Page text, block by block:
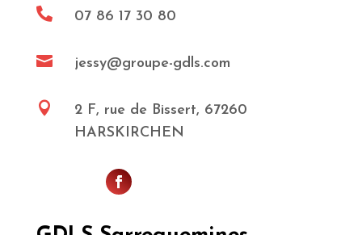
 07 86 17 30 80
 jessy@groupe-gdls.com

2 F, rue de Bissert, 67260
HARSKIRCHEN